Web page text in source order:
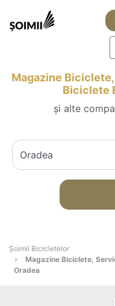
Magazine
Biciclete
și alte
Șoimii Bicicletelor
Magazine Biciclete,
Oradea